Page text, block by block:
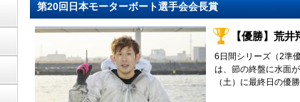
第20回日本モーターボート選手会会長賞
【優勝】荒井
6日間シリーズ（2準
は、節の終盤に水面
（土）に最終日の優